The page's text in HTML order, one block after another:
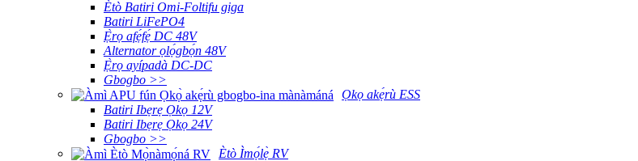
Ètò Batiri Omi-Foltifu giga
Batiri LiFePO4
Ẹ̀rọ afẹ́fẹ́ DC 48V
Alternator ọlọ́gbọ́n 48V
Ẹ̀rọ ayípadà DC-DC
Gbogbo >>
Ọkọ akẹ́rù ESS
Batiri Ibẹrẹ Ọkọ 12V
Batiri Ibẹrẹ Ọkọ 24V
Gbogbo >>
Ètò Ìmọ́lẹ̀ RV